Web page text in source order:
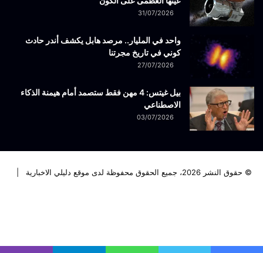
31/07/2026
واحد في المليار.. مرصد هابل يكشف أندر حادث
كوني في تاريخ مجرتنا
27/07/2026
بيل غيتس: 4 مهن فقط ستصمد أمام هيمنة الذكاء
الاصطناعي
03/07/2026
© حقوق النشر 2026، جميع الحقوق محفوظة لدى موقع دليلي الاخبارية |